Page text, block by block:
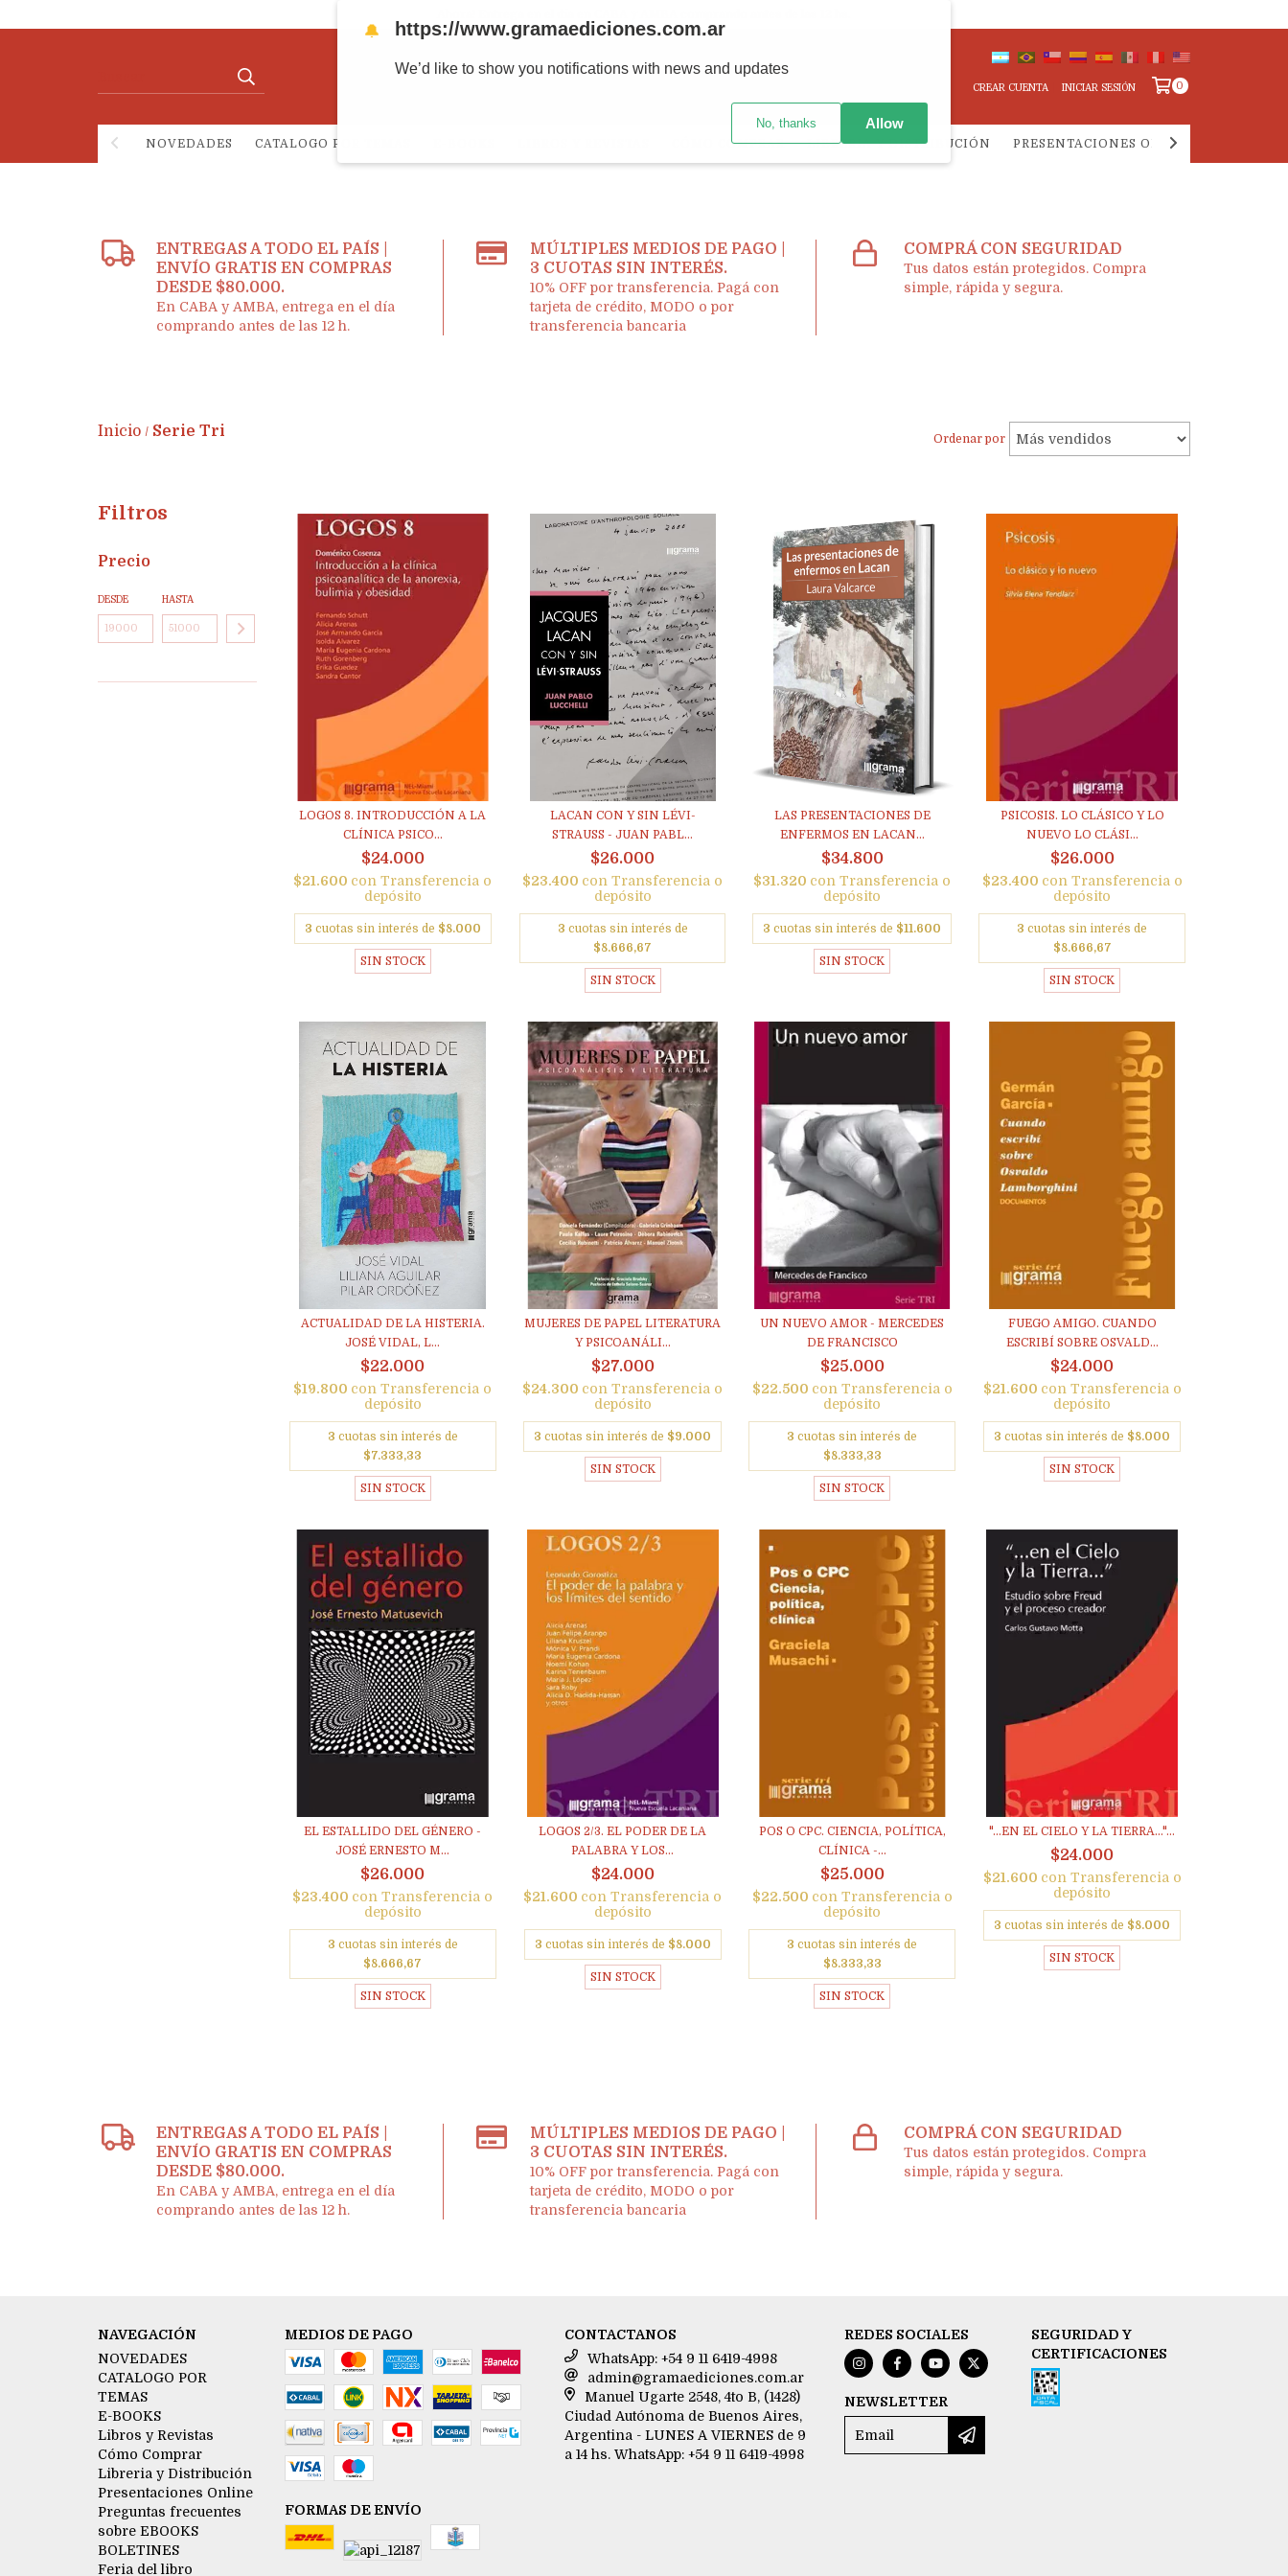
CREAR CUENTA INICIAR SESIÓN 0
NOVEDADES CATALOGO POR TEMAS CÓMO COMPRAR LIBRERIA Y DISTRIBUCIÓN PRESENTACIONES ONLINE
ENTREGAS A TODO EL PAÍS |
ENVÍO GRATIS EN COMPRAS
DESDE $80.000.
En CABA y AMBA, entrega en el día
comprando antes de las 12 h.
MÚLTIPLES MEDIOS DE PAGO |
3 CUOTAS SIN INTERÉS.
10% OFF por transferencia. Pagá con
tarjeta de crédito, MODO o por
transferencia bancaria
COMPRÁ CON SEGURIDAD
Tus datos están protegidos. Compra
simple, rápida y segura.
Inicio / Serie Tri Ordenar por
Filtros
Precio
DESDE HASTA
LOGOS 8. INTRODUCCIÓN A LA
CLÍNICA PSICO...
$24.000
$21.600 con Transferencia o
depósito
3 cuotas sin interés de $8.000
SIN STOCK
LACAN CON Y SIN LÉVI-
STRAUSS - JUAN PABL...
$26.000
$23.400 con Transferencia o
depósito
3 cuotas sin interés de
$8.666,67
SIN STOCK
LAS PRESENTACIONES DE
ENFERMOS EN LACAN...
$34.800
$31.320 con Transferencia o
depósito
3 cuotas sin interés de $11.600
SIN STOCK
PSICOSIS. LO CLÁSICO Y LO
NUEVO LO CLÁSI...
$26.000
$23.400 con Transferencia o
depósito
3 cuotas sin interés de
$8.666,67
SIN STOCK
ACTUALIDAD DE LA HISTERIA.
JOSÉ VIDAL, L...
$22.000
$19.800 con Transferencia o
depósito
3 cuotas sin interés de
$7.333,33
SIN STOCK
MUJERES DE PAPEL LITERATURA
Y PSICOANÁLI...
$27.000
$24.300 con Transferencia o
depósito
3 cuotas sin interés de $9.000
SIN STOCK
UN NUEVO AMOR - MERCEDES
DE FRANCISCO
$25.000
$22.500 con Transferencia o
depósito
3 cuotas sin interés de
$8.333,33
SIN STOCK
FUEGO AMIGO. CUANDO
ESCRIBÍ SOBRE OSVALD...
$24.000
$21.600 con Transferencia o
depósito
3 cuotas sin interés de $8.000
SIN STOCK
EL ESTALLIDO DEL GÉNERO -
JOSÉ ERNESTO M...
$26.000
$23.400 con Transferencia o
depósito
3 cuotas sin interés de
$8.666,67
SIN STOCK
LOGOS 2/3. EL PODER DE LA
PALABRA Y LOS...
$24.000
$21.600 con Transferencia o
depósito
3 cuotas sin interés de $8.000
SIN STOCK
POS O CPC. CIENCIA, POLÍTICA,
CLÍNICA -...
$25.000
$22.500 con Transferencia o
depósito
3 cuotas sin interés de
$8.333,33
SIN STOCK
"...EN EL CIELO Y LA TIERRA..."...
$24.000
$21.600 con Transferencia o
depósito
3 cuotas sin interés de $8.000
SIN STOCK
ENTREGAS A TODO EL PAÍS |
ENVÍO GRATIS EN COMPRAS
DESDE $80.000.
En CABA y AMBA, entrega en el día
comprando antes de las 12 h.
MÚLTIPLES MEDIOS DE PAGO |
3 CUOTAS SIN INTERÉS.
10% OFF por transferencia. Pagá con
tarjeta de crédito, MODO o por
transferencia bancaria
COMPRÁ CON SEGURIDAD
Tus datos están protegidos. Compra
simple, rápida y segura.
NAVEGACIÓN
NOVEDADES
CATALOGO POR
TEMAS
E-BOOKS
Libros y Revistas
Cómo Comprar
Libreria y Distribución
Presentaciones Online
Preguntas frecuentes
sobre EBOOKS
BOLETINES
Feria del libro
MEDIOS DE PAGO
FORMAS DE ENVÍO
CONTACTANOS
WhatsApp: +54 9 11 6419-4998
admin@gramaediciones.com.ar
Manuel Ugarte 2548, 4to B, (1428)
Ciudad Autónoma de Buenos Aires,
Argentina - LUNES A VIERNES de 9
a 14 hs. WhatsApp: +54 9 11 6419-4998
REDES SOCIALES
NEWSLETTER
SEGURIDAD Y
CERTIFICACIONES
🔔 https://www.gramaediciones.com.ar
We’d like to show you notifications with news and updates
No, thanks Allow